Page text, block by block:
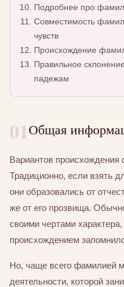
Подробнее про
Совместимость
чувств
Происхождение
Правильное
падежам
01Общая
Вариантов
Традиционно, если взять
они образовались от
же от его прозвища.
своими чертами
происхождением
Но, чаще всего фамилией
деятельности, которой